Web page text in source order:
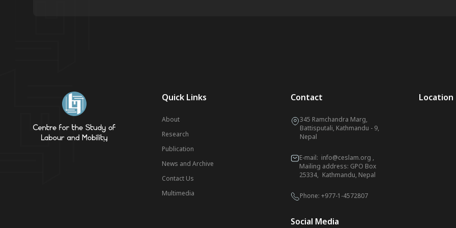
Quick Links
About
Research
Publication
News and Archive
Contact Us
Multimedia
Contact
345 Ramchandra Marg,
Battisputali, Kathmandu - 9,
Nepal
E-mail: info@ceslam.org ,
Mailing address: GPO Box
25334, Kathmandu, Nepal
Phone: +977-1-4572807
Social Media
Location